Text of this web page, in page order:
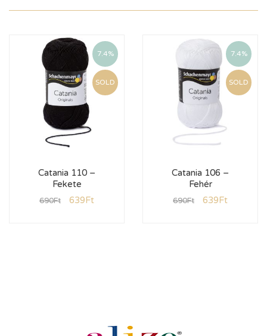
7.4%
SOLD
Catania 110 –
Fekete
690Ft 639Ft
7.4%
SOLD
Catania 106 –
Fehér
690Ft 639Ft